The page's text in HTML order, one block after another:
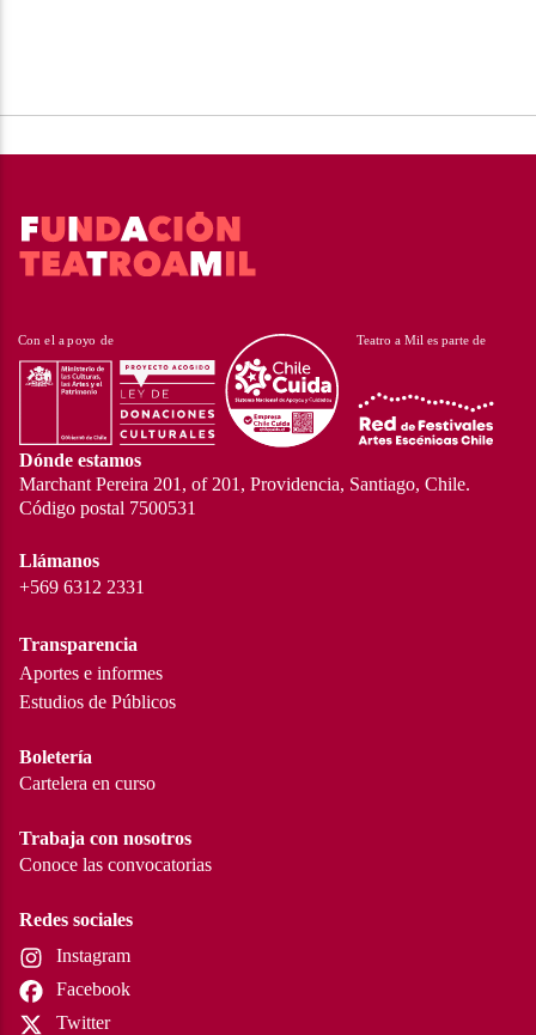
Dónde estamos
Marchant Pereira 201, of 201, Providencia, Santiago, Chile.
Código postal 7500531
Llámanos
+569 6312 2331
Transparencia
Aportes e informes
Estudios de Públicos
Boletería
Cartelera en curso
Trabaja con nosotros
Conoce las convocatorias
Redes sociales
Instagram
Facebook
Twitter